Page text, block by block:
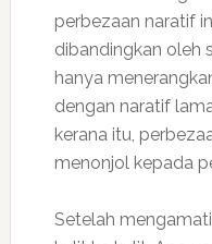
perbezaan naratif
dibandingkan oleh
hanya
dengan naratif
kerana itu,
menonjol kepada
Setelah